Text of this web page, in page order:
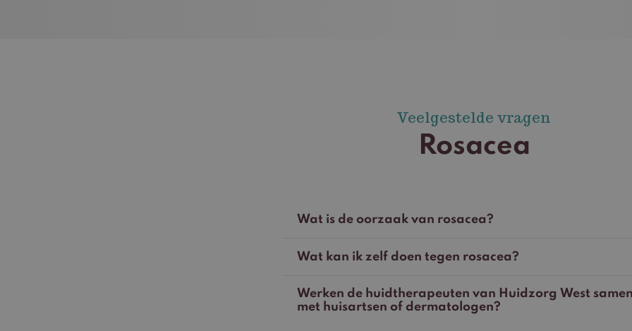
Veelgestelde vragen
Rosacea
Wat is de oorzaak van rosacea?
Wat kan ik zelf doen tegen rosacea?
Werken de huidtherapeuten van Huidzorg West
met huisartsen of dermatologen?